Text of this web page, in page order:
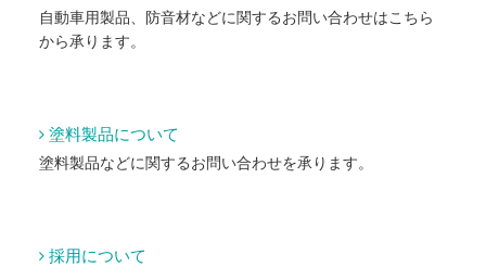
自動車用製品、防音材などに関するお問い合わせはこちら
から承ります。
塗料製品について
塗料製品などに関するお問い合わせを承ります。
採用について